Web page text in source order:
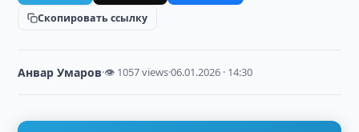
Скопировать ссылку
Анвар Умаров·👁 1057 views·06.01.2026 · 14:30